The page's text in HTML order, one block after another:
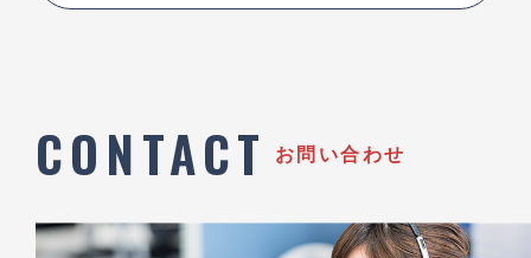
CONTACT お問い合わせ